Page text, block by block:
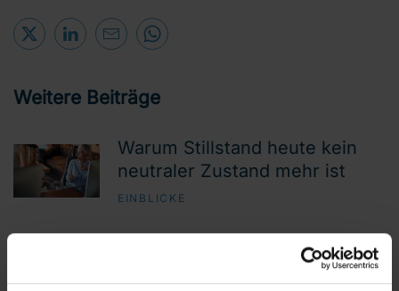
Weitere Beiträge
Warum Stillstand heute kein
neutraler Zustand mehr ist
EINBLICKE
Nutze dein Umfeld, um deinen
Erfolg messbar zu steigern